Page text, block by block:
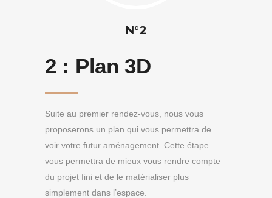
N°2
2 : Plan 3D
Suite au premier rendez-vous, nous vous
proposerons un plan qui vous permettra de
voir votre futur aménagement. Cette étape
vous permettra de mieux vous rendre compte
du projet fini et de le matérialiser plus
simplement dans l’espace.